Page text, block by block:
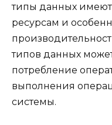
типы данных
ресурсам и
типов данных
потребление
выполнения
системы.